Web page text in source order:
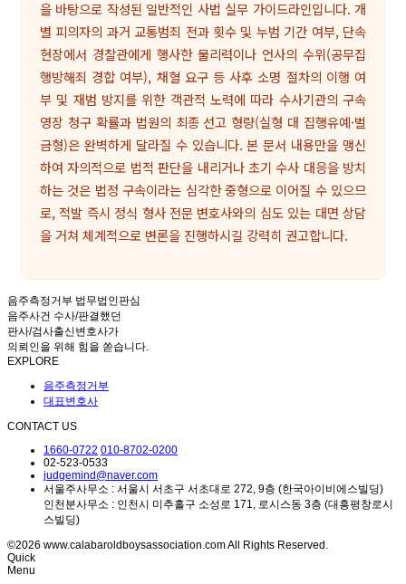
을 바탕으로 작성된 일반적인 사법 실무 가이드라인입니다. 개
별 피의자의 과거 교통범죄 전과 횟수 및 누범 기간 여부, 단속
현장에서 경찰관에게 행사한 물리력이나 언사의 수위(공무집
행방해죄 경합 여부), 채혈 요구 등 사후 소명 절차의 이행 여
부 및 재범 방지를 위한 객관적 노력에 따라 수사기관의 구속
영장 청구 확률과 법원의 최종 선고 형량(실형 대 집행유예·벌
금형)은 완벽하게 달라질 수 있습니다. 본 문서 내용만을 맹신
하여 자의적으로 법적 판단을 내리거나 초기 수사 대응을 방치
하는 것은 법정 구속이라는 심각한 중형으로 이어질 수 있으므
로, 적발 즉시 정식 형사 전문 변호사와의 심도 있는 대면 상담
을 거쳐 체계적으로 변론을 진행하시길 강력히 권고합니다.
음주측정거부 법무법인판심
음주사건 수사/판결했던
판사/검사출신변호사가
의뢰인을 위해 힘을 쏟습니다.
EXPLORE
음주측정거부
대표변호사
CONTACT US
1660-0722 010-8702-0200
02-523-0533
judgemind@naver.com
서울주사무소 : 서울시 서초구 서초대로 272, 9층 (한국아이비에스빌딩)
인천분사무소 : 인천시 미추홀구 소성로 171, 로시스동 3층 (대흥평창로시
스빌딩)
©2026 www.calabaroldboysassociation.com All Rights Reserved.
Quick
Menu